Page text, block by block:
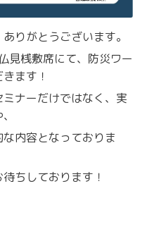
りがとうございます。
見桟敷席にて、防災ワー
ます！
ナーだけではなく、実
内容となっておりま
ちしております！